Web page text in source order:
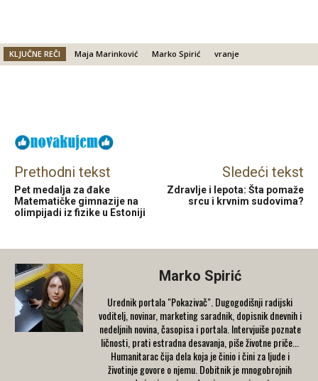
KLJUČNE REČI Maja Marinković Marko Spirić vranje
Prethodni tekst
Pet medalja za đake
Matematičke gimnazije na
olimpijadi iz fizike u Estoniji
Sledeći tekst
Zdravlje i lepota: Šta pomaže
srcu i krvnim sudovima?
Marko Spirić
Urednik portala "Pokazivač". Dugogodišnji radijski
voditelj, novinar, marketing saradnik, dopisnik dnevnih i
nedeljnih novina, časopisa i portala. Intervjuiše poznate
ličnosti, prati estradna desavanja, piše životne priče...
Humanitarac čija dela koja je činio i čini za ljude i
životinje govore o njemu. Dobitnik je mnogobrojnih